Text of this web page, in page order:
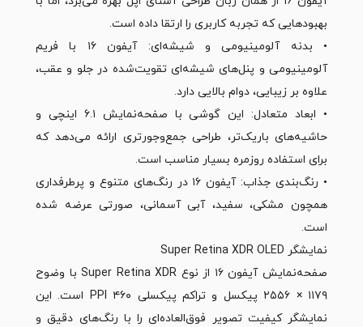
بهبودهایی که تجربه کاربری را ارتقا داده است.
• بدنه آلومینیومی و شیشه‌ای: آیفون ۱۶ با فریم
آلومینیومی و پنل‌های شیشه‌ای تقویت‌شده در جلو و عقب،
علاوه بر زیبایی، دوام بالایی دارد.
• ابعاد متعادل: این گوشی با صفحه‌نمایش ۶.۱ اینچی و
حاشیه‌های باریک‌تر، طراحی جمع‌وجورتری ارائه می‌دهد که
برای استفاده روزمره بسیار مناسب است.
• رنگ‌بندی جذاب: آیفون ۱۶ در رنگ‌های متنوع و پرطرفداری
همچون مشکی، سفید، آبی آسمانی، صورتی عرضه شده
است.
نمایشگر Super Retina XDR OLED
صفحه‌نمایش آیفون ۱۶ از نوع Super Retina XDR با وضوح
۱۱۷۹ × ۲۵۵۶ پیکسل و تراکم پیکسلی ۴۶۰ PPI است. این
نمایشگر کیفیت تصویر فوق‌العاده‌ای را با رنگ‌های دقیق و